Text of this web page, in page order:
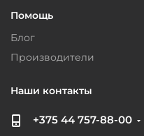
Помощь
Блог
Производители
Наши контакты
+375 44 757-88-00